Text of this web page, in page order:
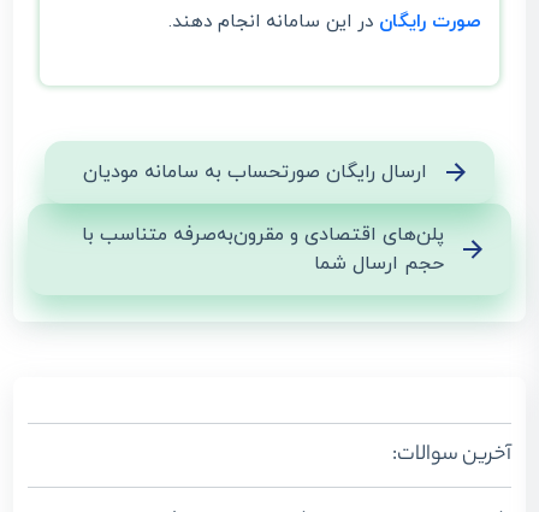
صورت رایگان در این سامانه انجام دهند.
ارسال رایگان صورتحساب به سامانه مودیان
پلن‌های اقتصادی و مقرون‌به‌صرفه متناسب با
حجم ارسال شما
آخرین سوالات: